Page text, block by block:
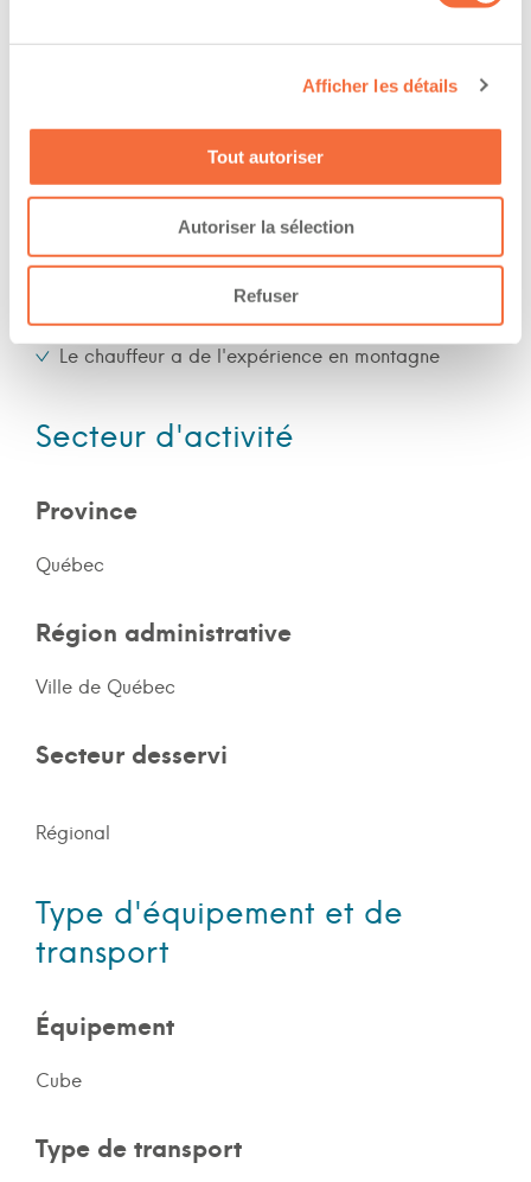
Afficher les détails
Tout autoriser
Autoriser la sélection
Refuser
Expérience
Nombre d'années d'expériences 12 ans
Le chauffeur a de l'expérience en forêt
Le chauffeur a de l'expérience en montagne
Secteur d'activité
Province
Québec
Région administrative
Ville de Québec
Secteur desservi
Régional
Type d'équipement et de
transport
Équipement
Cube
Type de transport